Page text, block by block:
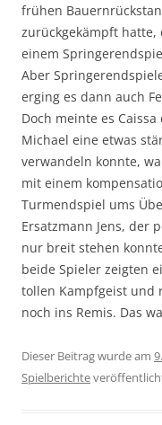
frühen
zurückgekämpft
einem
Aber
erging es dann auch
Doch meinte es
Michael eine etwas
verwandeln konnte,
mit einem
Turmendspiel ums
Ersatzmann Jens, der
nur breit stehen
beide Spieler zeigten
tollen Kampfgeist und
noch ins Remis. Das
Dieser Beitrag wurde am
Spielberichte